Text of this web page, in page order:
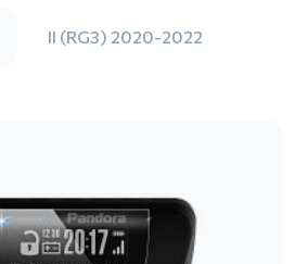
II (RG3) 2020-2022